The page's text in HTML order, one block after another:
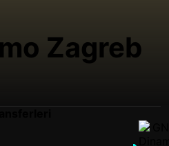
Zagreb